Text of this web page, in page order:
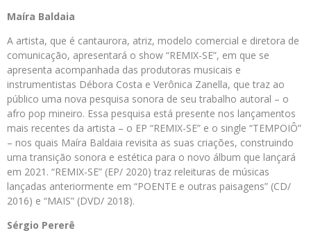
Maíra Baldaia
A artista, que é cantaurora, atriz, modelo comercial e diretora de
comunicação, apresentará o show “REMIX-SE”, em que se
apresenta acompanhada das produtoras musicais e
instrumentistas Débora Costa e Verônica Zanella, que traz ao
público uma nova pesquisa sonora de seu trabalho autoral – o
afro pop mineiro. Essa pesquisa está presente nos lançamentos
mais recentes da artista – o EP “REMIX-SE” e o single “TEMPOIÔ”
– nos quais Maíra Baldaia revisita as suas criações, construindo
uma transição sonora e estética para o novo álbum que lançará
em 2021. “REMIX-SE” (EP/ 2020) traz releituras de músicas
lançadas anteriormente em “POENTE e outras paisagens” (CD/
2016) e “MAIS” (DVD/ 2018).
Sérgio Pererê